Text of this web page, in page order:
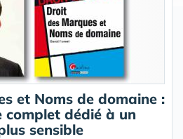
et Noms de domaine :
dédié à un
sensible